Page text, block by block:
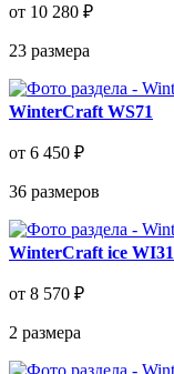
от 10 280 ₽
23 размера
WinterCraft WS71
от 6 450 ₽
36 размеров
WinterCraft ice WI31
от 8 570 ₽
2 размера